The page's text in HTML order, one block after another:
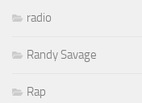
radio
Randy Savage
Rap